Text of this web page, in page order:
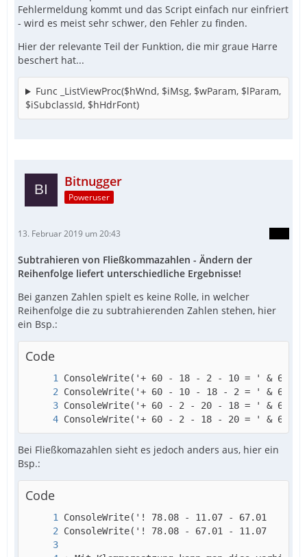
EndFunc
Fehlermeldung kommt und das Script einfach nur einfriert
- wird es meist sehr schwer, den Fehler zu finden.
Hier der relevante Teil der Funktion, die mir graue Harre
beschert hat...
Func _ListViewProc($hWnd, $iMsg, $wParam, $lParam,
$iSubclassId, $hHdrFont)
Bitnugger
Poweruser
13. Februar 2019 um 20:43
Subtrahieren von Fließkommazahlen - Ändern der
Reihenfolge liefert unterschiedliche Ergebnisse!
Bei ganzen Zahlen spielt es keine Rolle, in welcher
Reihenfolge die zu subtrahierenden Zahlen stehen, hier
ein Bsp.:
Code
ConsoleWrite('+ 60 - 2 - 18 - 20 = ' & 60 -
Bei Fließkomazahlen sieht es jedoch anders aus, hier ein
Bsp.:
Code